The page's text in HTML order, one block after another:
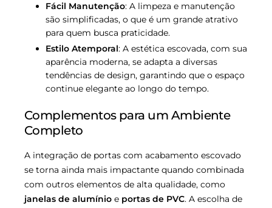
Fácil Manutenção: A limpeza e manutenção
são simplificadas, o que é um grande atrativo
para quem busca praticidade.
Estilo Atemporal: A estética escovada, com sua
aparência moderna, se adapta a diversas
tendências de design, garantindo que o espaço
continue elegante ao longo do tempo.
Complementos para um Ambiente
Completo
A integração de portas com acabamento escovado
se torna ainda mais impactante quando combinada
com outros elementos de alta qualidade, como
janelas de alumínio e portas de PVC. A escolha de